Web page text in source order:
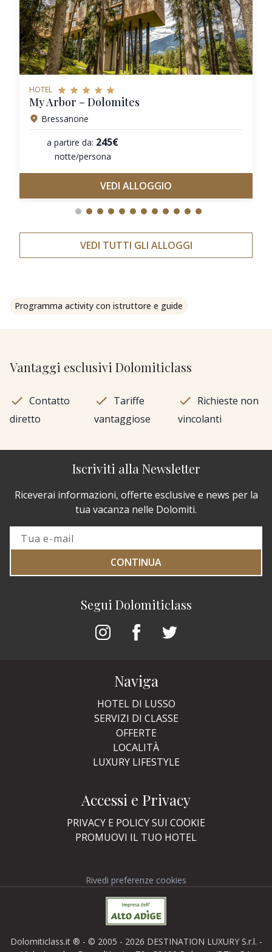
HOTEL
My Arbor – Dolomites
Bressanone
a partire da: 245€
notte/persona
VEDI ALLOGGIO
VEDI TUTTI GLI ALLOGGI
Programma activity con istruttore e guide
Vantaggi esclusivi Dolomiticlass
Contatto
diretto
Tariffe
vantaggiose
Richieste non
vincolanti
Segui Dolomiticlass
Iscriviti alla Newsletter
Riceverai informazioni, offerte esclusive e news per la
tua vacanza nelle Dolomiti.
CONTINUA
Naviga
HOTEL DI LUSSO
SERVIZI DI CLASSE
OFFERTE
LOCALITÀ
LUXURY LIFESTYLE
Accessi e Privacy
PRIVACY E POLICY SUI COOKIE
PROMUOVI IL TUO HOTEL
Rivedi preferenze cookies
Dolomiticlass.it ® - © 2005 - 2026 DESTINATION LUXURY S.r.l. -